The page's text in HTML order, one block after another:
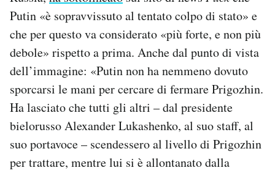
Putin «è sopravvissuto al tentato colpo di stato» e
che per questo va considerato «più forte, e non più
debole» rispetto a prima. Anche dal punto di vista
dell’immagine: «Putin non ha nemmeno dovuto
sporcarsi le mani per cercare di fermare Prigozhin.
Ha lasciato che tutti gli altri – dal presidente
bielorusso Alexander Lukashenko, al suo staff, al
suo portavoce – scendessero al livello di Prigozhin
per trattare, mentre lui si è allontanato dalla